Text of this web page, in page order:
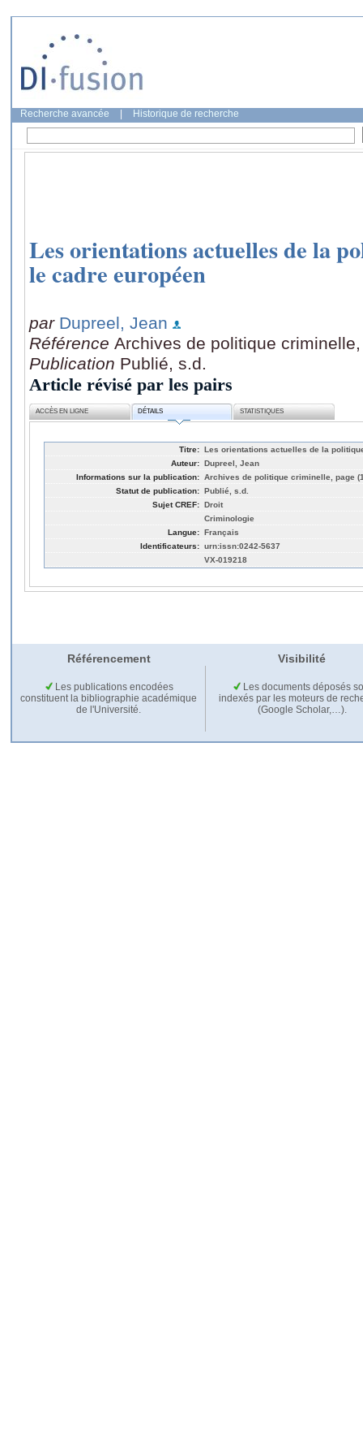
Recherche avancée Historique de recherche
Les orientations actuelles de la
le cadre européen
par Dupreel, Jean
Référence Archives de politique
Publication Publié, s.d.
Article révisé par les pairs
ACCÈS EN LIGNE DÉTAILS STATISTIQUES
Titre: Les orientations actuelles de la
Auteur: Dupreel, Jean
Informations sur la publication: Archives de politique criminelle, page
Statut de publication: Publié, s.d.
Sujet CREF: Droit
Criminologie
Langue: Français
Identificateurs: urn:issn:0242-5637
VX-019218
Référencement Visibilité
Les publications encodées
constituent la bibliographie académique
de l'Université.
Les documents déposés
indexés par les moteurs de
(Google Scholar,…).